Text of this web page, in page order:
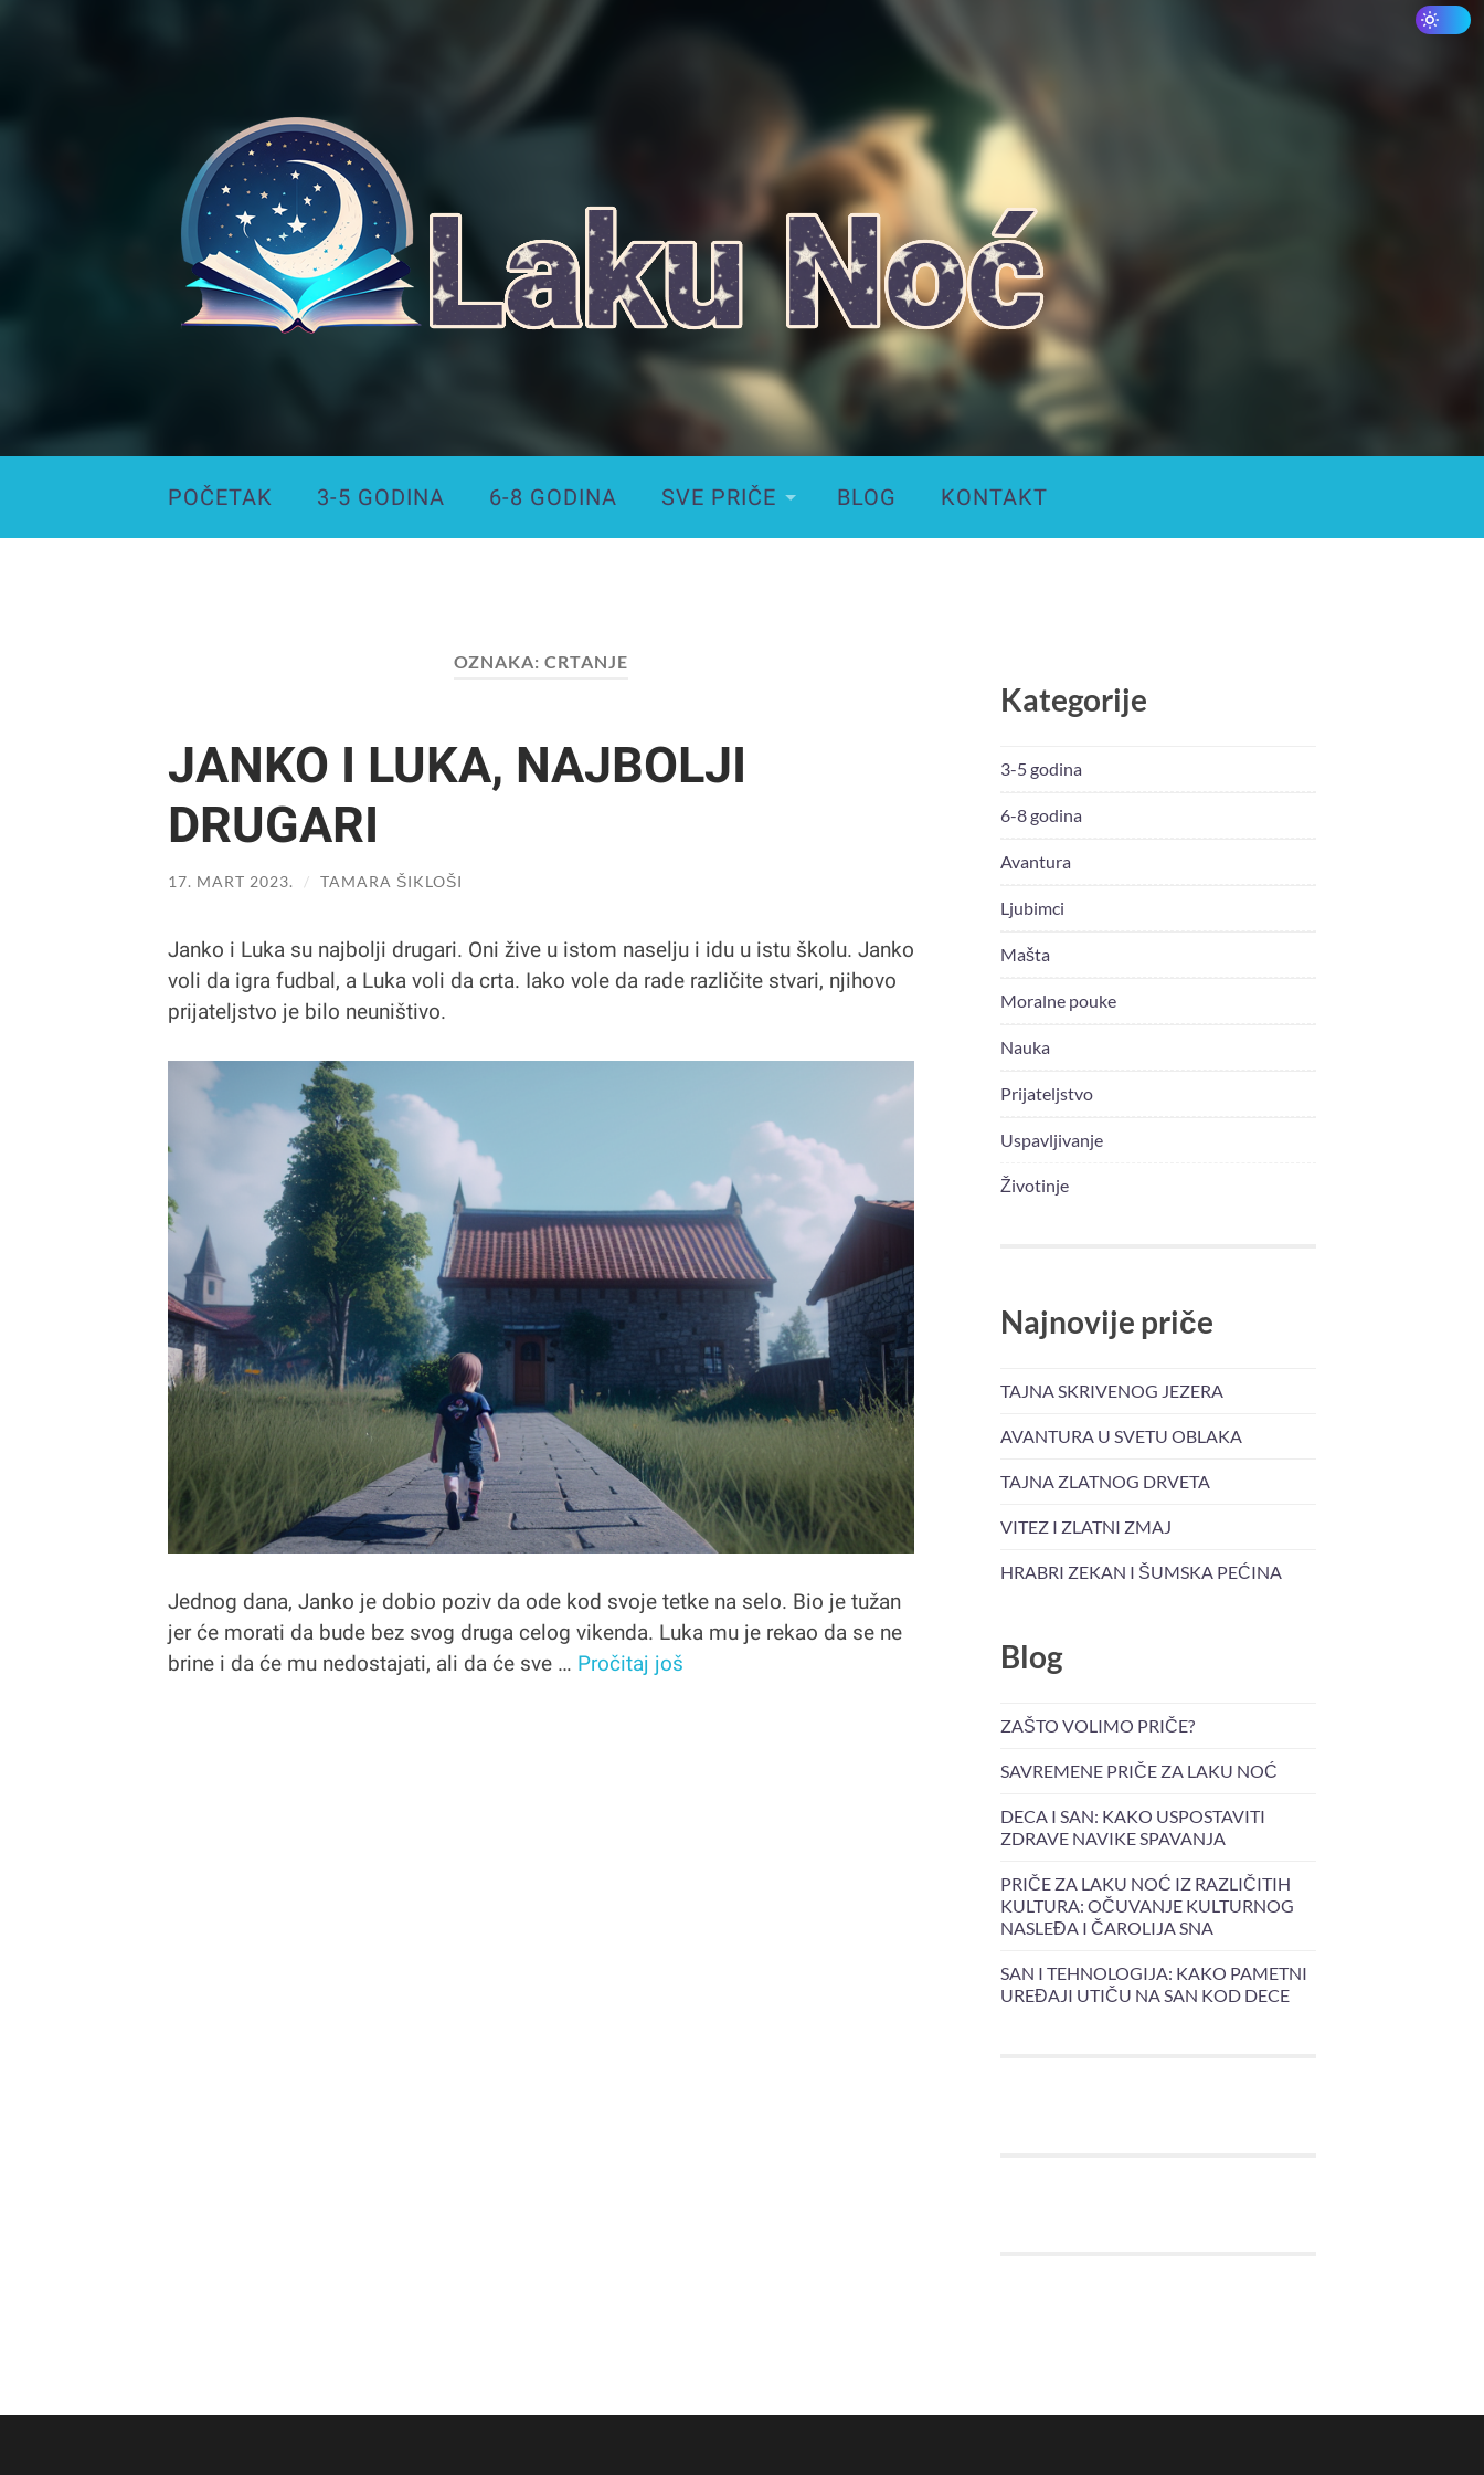
Noć
POČETAK 3-5 GODINA 6-8 GODINA SVE PRIČE BLOG KONTAKT
OZNAKA: CRTANJE
JANKO I LUKA, NAJBOLJI
DRUGARI
17. MART 2023. / TAMARA ŠIKLOŠI
Janko i Luka su najbolji drugari. Oni žive u istom naselju i idu u istu školu. Janko
voli da igra fudbal, a Luka voli da crta. Iako vole da rade različite stvari, njihovo
prijateljstvo je bilo neuništivo.
Jednog dana, Janko je dobio poziv da ode kod svoje tetke na selo. Bio je tužan
jer će morati da bude bez svog druga celog vikenda. Luka mu je rekao da se ne
brine i da će mu nedostajati, ali da će sve … Pročitaj još
Kategorije
3-5 godina
6-8 godina
Avantura
Ljubimci
Mašta
Moralne pouke
Nauka
Prijateljstvo
Uspavljivanje
Životinje
Najnovije priče
TAJNA SKRIVENOG JEZERA
AVANTURA U SVETU OBLAKA
TAJNA ZLATNOG DRVETA
VITEZ I ZLATNI ZMAJ
HRABRI ZEKAN I ŠUMSKA PEĆINA
Blog
ZAŠTO VOLIMO PRIČE?
SAVREMENE PRIČE ZA LAKU NOĆ
DECA I SAN: KAKO USPOSTAVITI
ZDRAVE NAVIKE SPAVANJA
PRIČE ZA LAKU NOĆ IZ RAZLIČITIH
KULTURA: OČUVANJE KULTURNOG
NASLEĐA I ČAROLIJA SNA
SAN I TEHNOLOGIJA: KAKO PAMETNI
UREĐAJI UTIČU NA SAN KOD DECE